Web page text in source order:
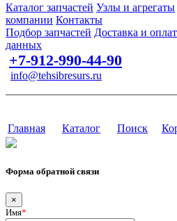
Каталог запчастей Узлы и агрегаты
компании Контакты
Подбор запчастей Доставка и
данных
+7-912-990-44-90
info@tehsibresurs.ru
Главная Каталог Поиск
Форма обратной связи
×
Имя*